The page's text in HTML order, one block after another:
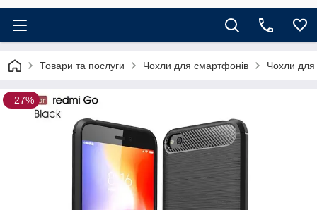
Товари та послуги Чохли для смартфонів Чохли
–27%